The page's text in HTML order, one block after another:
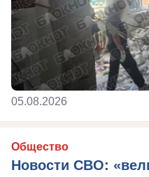
05.08.2026
Общество
Новости СВО: